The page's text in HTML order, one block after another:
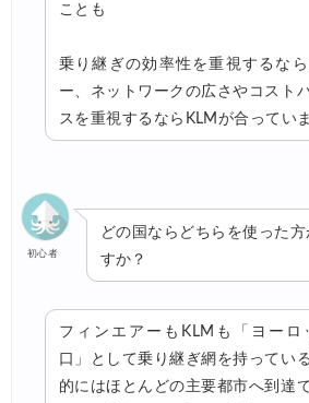
ことも
乗り継ぎの効率性を重視するな
ー、ネットワークの広さやコスト
スを重視するならKLMが合っていま
初心者
どの国ならどちらを使った
すか？
フィンエアーもKLMも「ヨーロ
口」として乗り継ぎ網を持ってい
的にはほとんどの主要都市へ到達